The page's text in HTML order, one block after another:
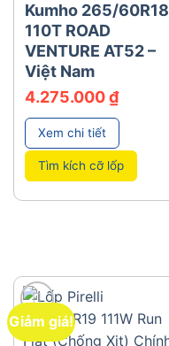
Kumho 265/60R18
110T ROAD
VENTURE AT52 –
Việt Nam
4.275.000₫
Xem chi tiết
Tìm kích cỡ lốp
Giảm giá!
add